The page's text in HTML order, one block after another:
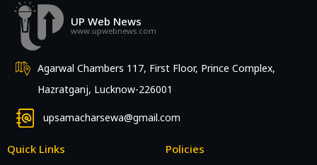
UP Web News
www.upwebnews.com
Agarwal Chambers 117, First Floor, Prince Complex,
Hazratganj, Lucknow-226001
upsamacharsewa@gmail.com
Quick Links Policies